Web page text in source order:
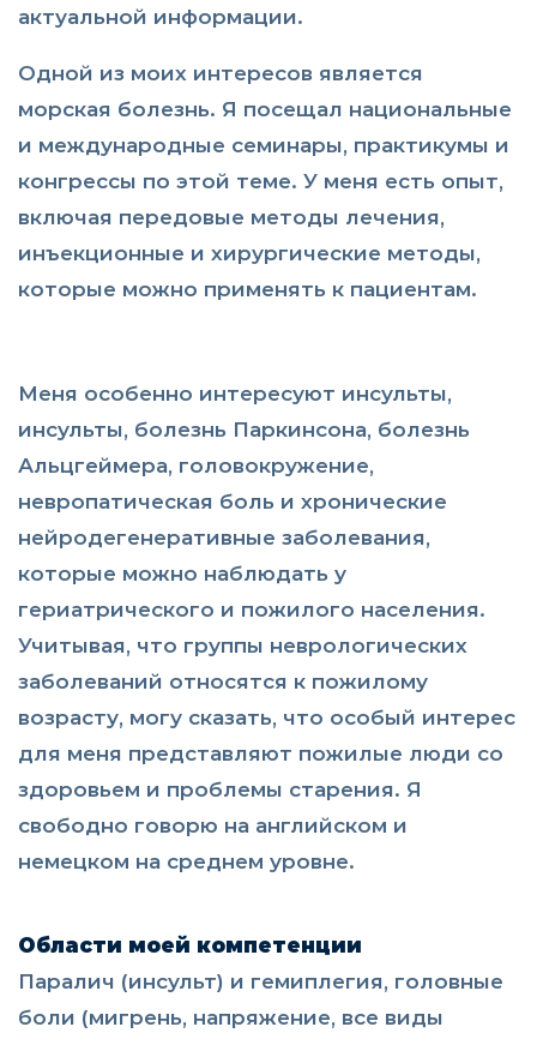
актуальной информации.
Одной из моих интересов является
морская болезнь. Я посещал национальные
и международные семинары, практикумы и
конгрессы по этой теме. У меня есть опыт,
включая передовые методы лечения,
инъекционные и хирургические методы,
которые можно применять к пациентам.
Меня особенно интересуют инсульты,
инсульты, болезнь Паркинсона, болезнь
Альцгеймера, головокружение,
невропатическая боль и хронические
нейродегенеративные заболевания,
которые можно наблюдать у
гериатрического и пожилого населения.
Учитывая, что группы неврологических
заболеваний относятся к пожилому
возрасту, могу сказать, что особый интерес
для меня представляют пожилые люди со
здоровьем и проблемы старения. Я
свободно говорю на английском и
немецком на среднем уровне.
Области моей компетенции
Паралич (инсульт) и гемиплегия, головные
боли (мигрень, напряжение, все виды